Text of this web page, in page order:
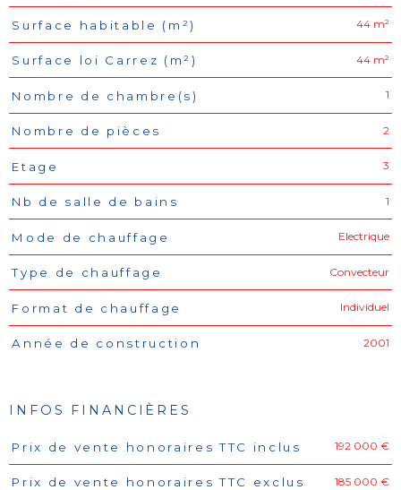
Surface habitable (m²) 44 m²
Surface loi Carrez (m²) 44 m²
Nombre de chambre(s) 1
Nombre de pièces 2
Etage 3
Nb de salle de bains 1
Mode de chauffage Electrique
Type de chauffage Convecteur
Format de chauffage Individuel
Année de construction 2001
INFOS FINANCIÈRES
Caractéristiques Valeurs
Prix de vente honoraires TTC inclus 192 000 €
Prix de vente honoraires TTC exclus 185 000 €